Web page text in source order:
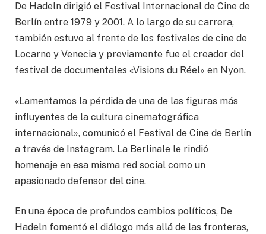
De Hadeln dirigió el Festival Internacional de Cine de
Berlín entre 1979 y 2001. A lo largo de su carrera,
también estuvo al frente de los festivales de cine de
Locarno y Venecia y previamente fue el creador del
festival de documentales «Visions du Réel» en Nyon.
«Lamentamos la pérdida de una de las figuras más
influyentes de la cultura cinematográfica
internacional», comunicó el Festival de Cine de Berlín
a través de Instagram. La Berlinale le rindió
homenaje en esa misma red social como un
apasionado defensor del cine.
En una época de profundos cambios políticos, De
Hadeln fomentó el diálogo más allá de las fronteras,